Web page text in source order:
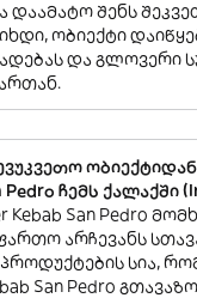
დაამატო შენს
ობიექტი
და გლოვერი
Pedro ჩემს ქალაქში
Kebab San Pedro
არჩევანს
სია,
San Pedro